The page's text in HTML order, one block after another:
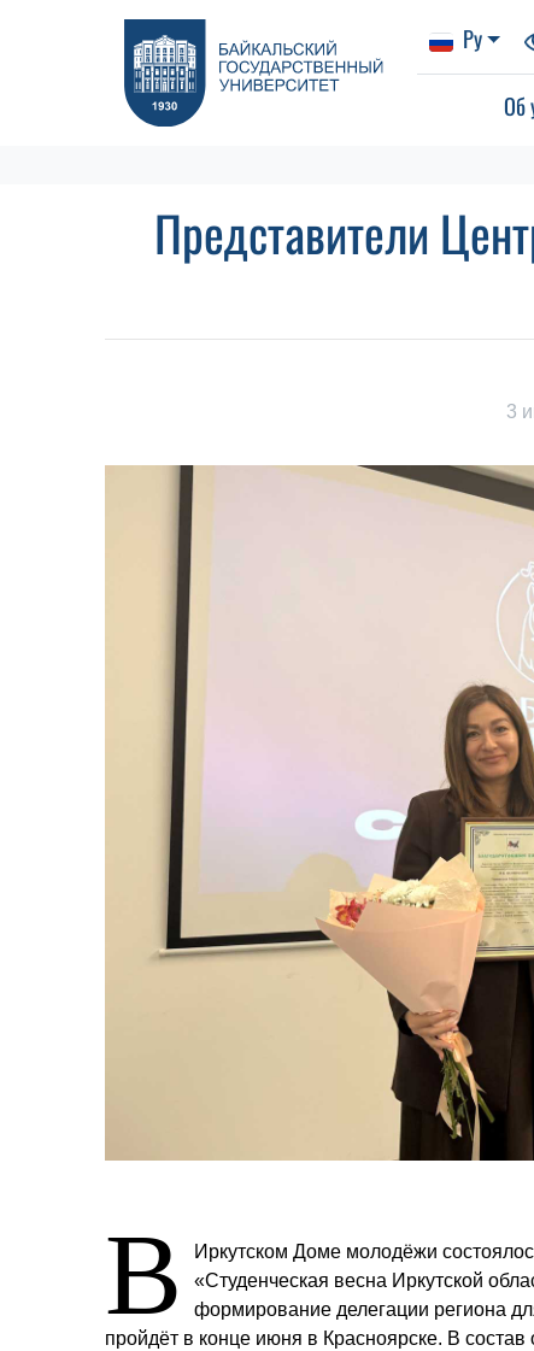
Ру
Об
Представители
3
В
Иркутском Доме молодёжи
«Студенческая весна Иркутской
формирование делегации региона
пройдёт в конце июня в Красноярске. В